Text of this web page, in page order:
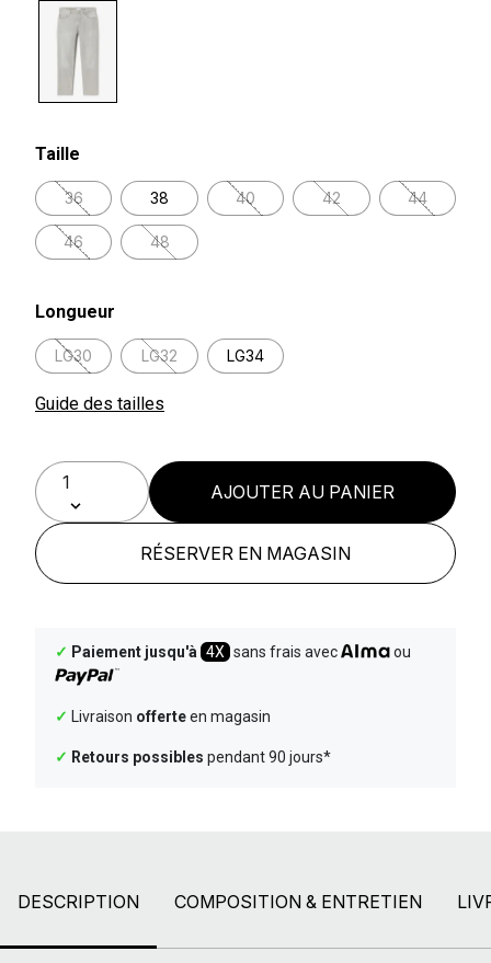
Taille
36 38 40 42 44
46 48
Longueur
LG30 LG32 LG34
Guide des tailles
AJOUTER AU PANIER
RÉSERVER EN MAGASIN
✓ Paiement jusqu'à 4X sans frais avec ou
✓ Livraison offerteen magasin
✓ Retours possibles pendant 90 jours*
DESCRIPTION COMPOSITION & ENTRETIEN